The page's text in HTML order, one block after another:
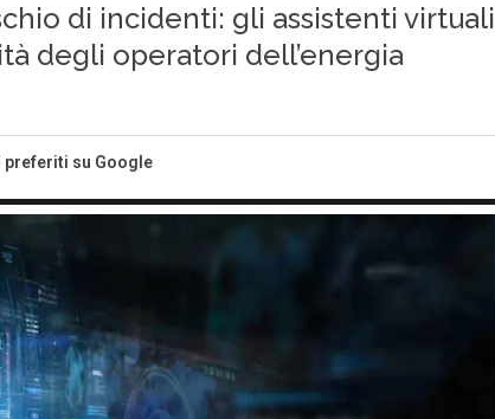
di incidenti: gli assistenti virtuali
degli operatori dell’energia
preferiti su Google